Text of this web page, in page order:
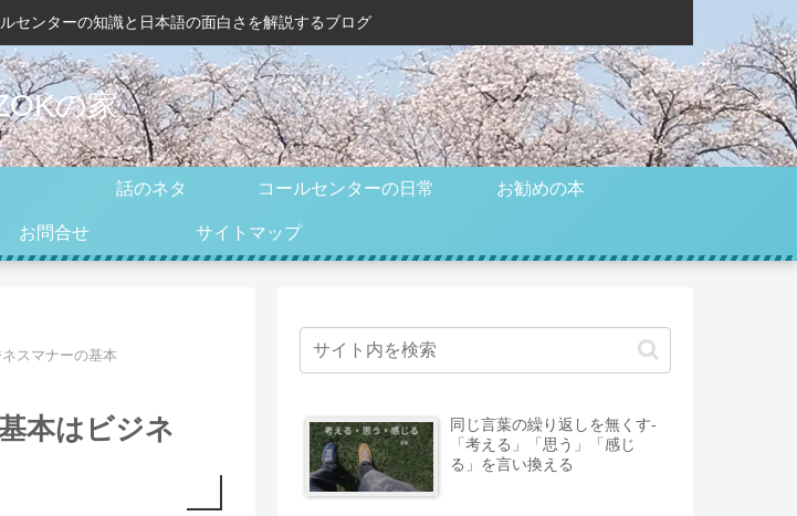
センターの知識と日本語の面白さを解説するブログ
の家
話のネタ コールセンターの日常 お勧めの本
お問合せ サイトマップ
スマナーの基本
本はビジネ
同じ言葉の繰り返しを無くす-
「考える」「思う」「感じ
る」を言い換える